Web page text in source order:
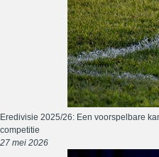
Eredivisie 2025/26: Een voorspelbare
competitie
27 mei 2026